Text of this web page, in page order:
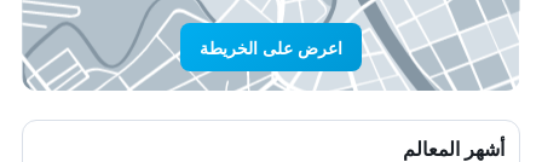
اعرض على الخريطة
أشهر المعالم